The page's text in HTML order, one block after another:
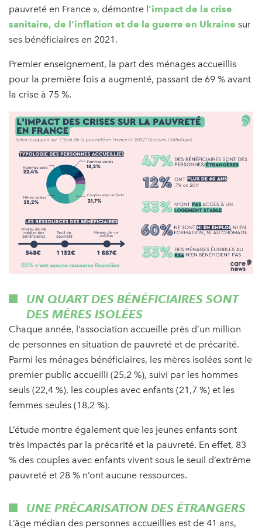
pauvreté en France », démontre l’impact de la crise
sanitaire, de l’inflation et de la guerre en Ukraine sur
ses bénéficiaires en 2021.
Premier enseignement, la part des ménages accueillis
pour la première fois a augmenté, passant de 69 % avant
la crise à 75 %.
UN QUART DES BÉNÉFICIAIRES SONT
DES MÈRES ISOLÉES
Chaque année, l’association accueille près d’un million
de personnes en situation de pauvreté et de précarité.
Parmi les ménages bénéficiaires, les mères isolées sont le
premier public accueilli (25,2 %), suivi par les hommes
seuls (22,4 %), les couples avec enfants (21,7 %) et les
femmes seules (18,2 %).
L’étude montre également que les jeunes enfants sont
très impactés par la précarité et la pauvreté. En effet, 83
% des couples avec enfants vivent sous le seuil d’extrême
pauvreté et 28 % n’ont aucune ressources.
UNE PRÉCARISATION DES ÉTRANGERS
L’âge médian des personnes accueillies est de 41 ans,